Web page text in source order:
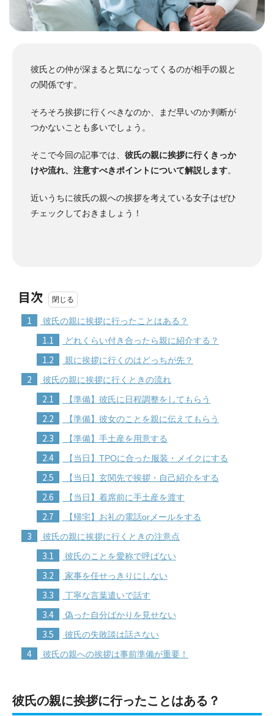
彼氏との仲が深まると気になってくるのが相手の親と
の関係です。
そろそろ挨拶に行くべきなのか、まだ早いのか判断が
つかないことも多いでしょう。
そこで今回の記事では、 彼氏の親に挨拶に行くきっか
けや流れ、注意すべきポイントについて解説します。
近いうちに彼氏の親への挨拶を考えている女子はぜひ
チェックしておきましょう！
目次
1 彼氏の親に挨拶に行ったことはある？
1.1 どれくらい付き合ったら親に紹介する？
1.2 親に挨拶に行くのはどっちが先？
2 彼氏の親に挨拶に行くときの流れ
2.1 【準備】彼氏に日程調整をしてもらう
2.2 【準備】彼女のことを親に伝えてもらう
2.3 【準備】手土産を用意する
2.4 【当日】TPOに合った服装・メイクにする
2.5 【当日】玄関先で挨拶・自己紹介をする
2.6 【当日】着席前に手土産を渡す
2.7 【帰宅】お礼の電話orメールをする
3 彼氏の親に挨拶に行くときの注意点
3.1 彼氏のことを愛称で呼ばない
3.2 家事を任せっきりにしない
3.3 丁寧な言葉遣いで話す
3.4 偽った自分ばかりを見せない
3.5 彼氏の失敗談は話さない
4 彼氏の親への挨拶は事前準備が重要！
彼氏の親に挨拶に行ったことはある？